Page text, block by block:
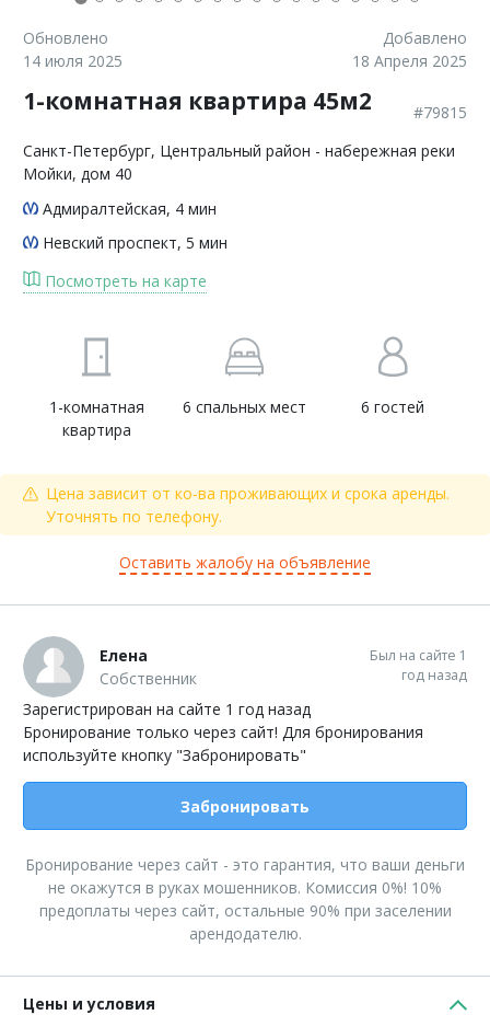
Обновлено
14 июля 2025
Добавлено
18 Апреля 2025
1-комнатная квартира 45м2
#79815
Санкт-Петербург, Центральный район - набережная реки
Мойки, дом 40
Адмиралтейская, 4 мин
Невский проспект, 5 мин
Посмотреть на карте
1-комнатная
квартира
6 спальных мест 6 гостей
Цена зависит от ко-ва проживающих и срока аренды.
Уточнять по телефону.
Оставить жалобу на объявление
Елена
Собственник
Был на сайте 1
год назад
Зарегистрирован на сайте 1 год назад
Бронирование только через сайт! Для бронирования
используйте кнопку "Забронировать"
Забронировать
Бронирование через сайт - это гарантия, что ваши деньги
не окажутся в руках мошенников. Комиссия 0%! 10%
предоплаты через сайт, остальные 90% при заселении
арендодателю.
Цены и условия